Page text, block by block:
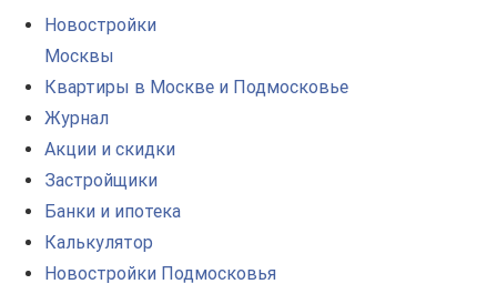
Новостройки
Москвы
Квартиры в Москве и Подмосковье
Журнал
Акции и скидки
Застройщики
Банки и ипотека
Калькулятор
Новостройки Подмосковья